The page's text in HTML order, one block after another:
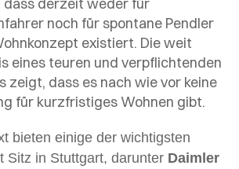
noch für spontane Pendler
existiert. Die weit
eines teuren und verpflichtenden
zeigt, dass es nach wie vor keine
für kurzfristiges Wohnen gibt.
bieten einige der wichtigsten
Sitz in Stuttgart, darunter Daimler